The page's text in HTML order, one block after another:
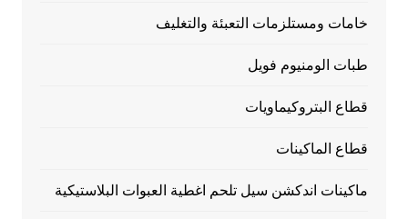
خامات ومستلزمات التعبئة والتغليف
طبات الومنيوم فويل
قطاع البتروكيماويات
قطاع الماكينات
ماكينات اندكشن سيل تلحم اغطية العبوات البلاستيكية